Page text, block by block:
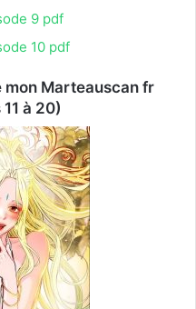
9 pdf
10 pdf
mon Marteauscan fr
à 20)